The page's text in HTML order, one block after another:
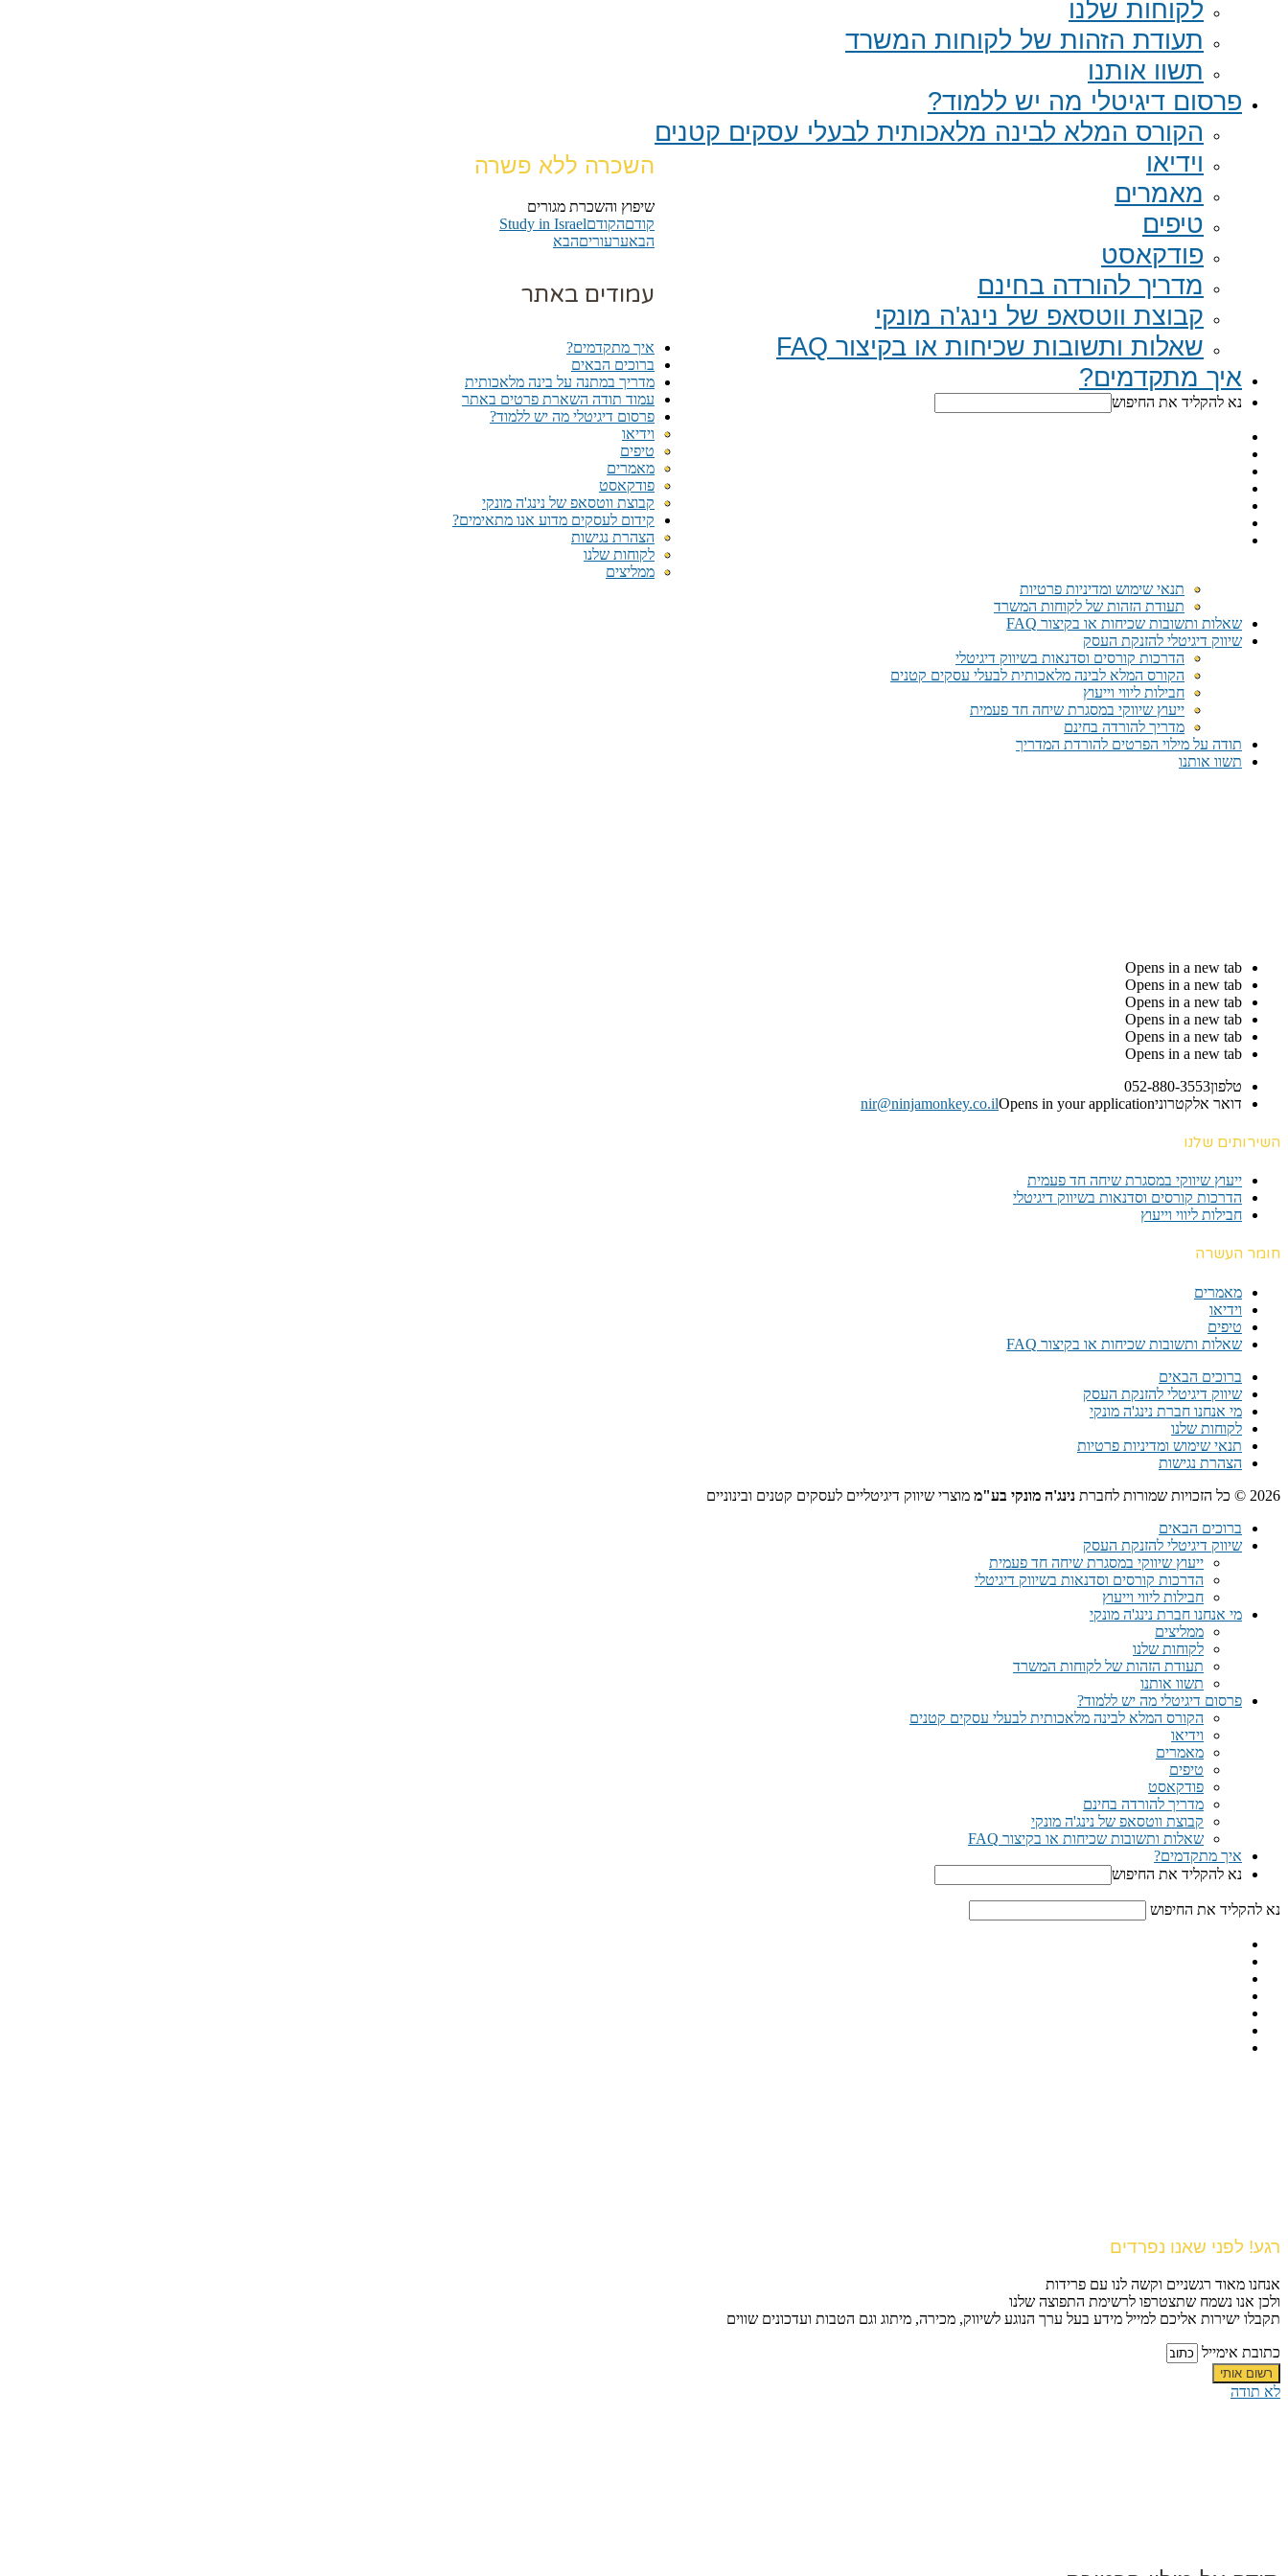
לקוחות שלנו
תעודת הזהות של לקוחות המשרד
תשוו אותנו
פרסום דיגיטלי מה יש ללמוד?
הקורס המלא לבינה מלאכותית לבעלי עסקים קטנים
וידיאו
מאמרים
טיפים
פודקאסט
מדריך להורדה בחינם
קבוצת ווטסאפ של נינג'ה מונקי​
שאלות ותשובות שכיחות או בקיצור FAQ
איך מתקדמים?
נא להקליד את החיפוש
השכרה ללא פשרה
שיפוץ והשכרת מגורים
קודםהקודםStudy in Israel
הבאערעוריםהבא
עמודים באתר
איך מתקדמים?
ברוכים הבאים
מדריך במתנה על בינה מלאכותית
עמוד תודה השארת פרטים באתר
פרסום דיגיטלי מה יש ללמוד?
וידיאו
טיפים
מאמרים
פודקאסט
קבוצת ווטסאפ של נינג'ה מונקי​
קידום לעסקים מדוע אנו מתאימים?
הצהרת נגישות
לקוחות שלנו
ממליצים
תנאי שימוש ומדיניות פרטיות
תעודת הזהות של לקוחות המשרד
שאלות ותשובות שכיחות או בקיצור FAQ
שיווק דיגיטלי להזנקת העסק
הדרכות קורסים וסדנאות בשיווק דיגיטלי
הקורס המלא לבינה מלאכותית לבעלי עסקים קטנים
חבילות ליווי וייעוץ
ייעוץ שיווקי במסגרת שיחה חד פעמית​
מדריך להורדה בחינם
תודה על מילוי הפרטים להורדת המדריך
תשוו אותנו
Opens in a new tab
Opens in a new tab
Opens in a new tab
Opens in a new tab
Opens in a new tab
Opens in a new tab
טלפון052-880-3553
דואר אלקטרוני
nir@ninjamonkey.co.ilOpens in your application
השירותים שלנו
ייעוץ שיווקי במסגרת שיחה חד פעמית​
הדרכות קורסים וסדנאות בשיווק דיגיטלי
חבילות ליווי וייעוץ
חומר העשרה
מאמרים
וידיאו
טיפים
שאלות ותשובות שכיחות או בקיצור FAQ
ברוכים הבאים
שיווק דיגיטלי להזנקת העסק
מי אנחנו חברת נינג'ה מונקי
לקוחות שלנו
תנאי שימוש ומדיניות פרטיות
הצהרת נגישות
2026 © כל הזכויות שמורות לחברת
נינג'ה מונקי בע"מ מוצרי שיווק דיגיטליים לעסקים קטנים ובינוניים
ברוכים הבאים
שיווק דיגיטלי להזנקת העסק
ייעוץ שיווקי במסגרת שיחה חד פעמית​
הדרכות קורסים וסדנאות בשיווק דיגיטלי
חבילות ליווי וייעוץ
מי אנחנו חברת נינג'ה מונקי
ממליצים
לקוחות שלנו
תעודת הזהות של לקוחות המשרד
תשוו אותנו
פרסום דיגיטלי מה יש ללמוד?
הקורס המלא לבינה מלאכותית לבעלי עסקים קטנים
וידיאו
מאמרים
טיפים
פודקאסט
מדריך להורדה בחינם
קבוצת ווטסאפ של נינג'ה מונקי​
שאלות ותשובות שכיחות או בקיצור FAQ
איך מתקדמים?
נא להקליד את החיפוש
נא להקליד את החיפוש
רגע! לפני שאנו נפרדים
אנחנו מאוד רגשניים וקשה לנו עם פרידות
ולכן אנו נשמח שתצטרפו לרשימת התפוצה שלנו
תקבלו ישירות אליכם למייל מידע בעל ערך הנוגע לשיווק, מכירה, מיתוג וגם הטבות ועדכונים שווים
כתובת אימייל
רשום אותי
לא תודה